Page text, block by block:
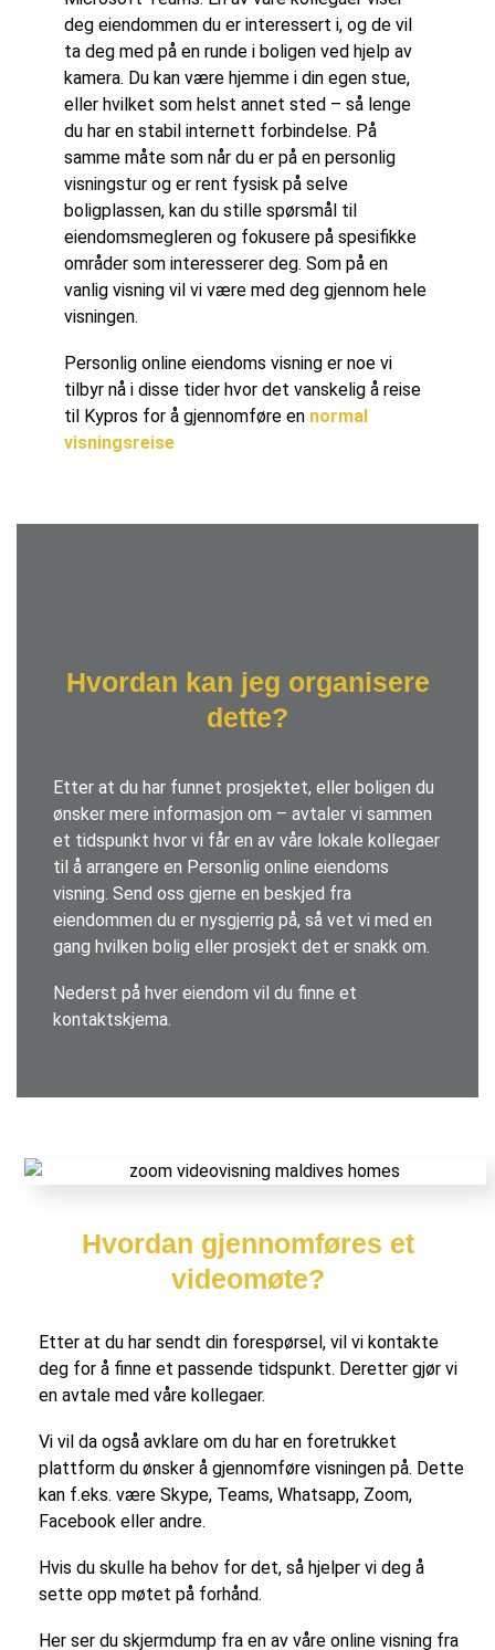
deg eiendommen du er interessert i, og de vil
ta deg med på en runde i boligen ved hjelp av
kamera. Du kan være hjemme i din egen stue,
eller hvilket som helst annet sted – så lenge
du har en stabil internett forbindelse. På
samme måte som når du er på en personlig
visningstur og er rent fysisk på selve
boligplassen, kan du stille spørsmål til
eiendomsmegleren og fokusere på spesifikke
områder som interesserer deg. Som på en
vanlig visning vil vi være med deg gjennom hele
visningen.
Personlig online eiendoms visning er noe vi
tilbyr nå i disse tider hvor det vanskelig å reise
til Kypros for å gjennomføre en normal
visningsreise
Hvordan kan jeg organisere
dette?
Etter at du har funnet prosjektet, eller boligen du
ønsker mere informasjon om – avtaler vi sammen
et tidspunkt hvor vi får en av våre lokale kollegaer
til å arrangere en Personlig online eiendoms
visning. Send oss gjerne en beskjed fra
eiendommen du er nysgjerrig på, så vet vi med en
gang hvilken bolig eller prosjekt det er snakk om.
Nederst på hver eiendom vil du finne et
kontaktskjema.
Hvordan gjennomføres et
videomøte?
Etter at du har sendt din forespørsel, vil vi kontakte
deg for å finne et passende tidspunkt. Deretter gjør vi
en avtale med våre kollegaer.
Vi vil da også avklare om du har en foretrukket
plattform du ønsker å gjennomføre visningen på. Dette
kan f.eks. være Skype, Teams, Whatsapp, Zoom,
Facebook eller andre.
Hvis du skulle ha behov for det, så hjelper vi deg å
sette opp møtet på forhånd.
Her ser du skjermdump fra en av våre online visning fra